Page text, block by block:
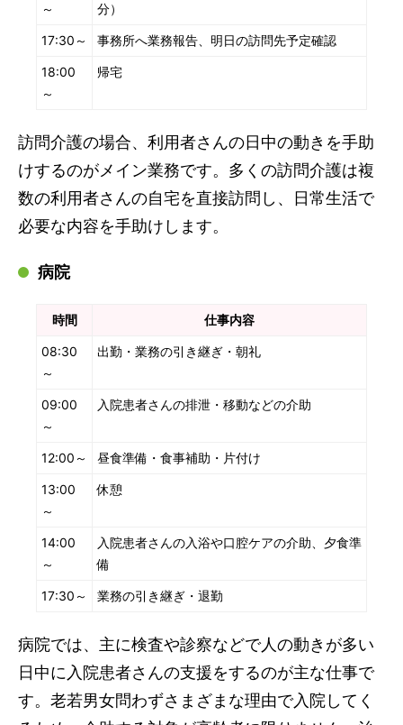
～
分）
17:30～ 事務所へ業務報告、明日の訪問先予定確認
18:00
～
帰宅
訪問介護の場合、利用者さんの日中の動きを手助
けするのがメイン業務です。多くの訪問介護は複
数の利用者さんの自宅を直接訪問し、日常生活で
必要な内容を手助けします。
病院
時間 仕事内容
08:30
～
出勤・業務の引き継ぎ・朝礼
09:00
～
入院患者さんの排泄・移動などの介助
12:00～ 昼食準備・食事補助・片付け
13:00
～
休憩
14:00
～
入院患者さんの入浴や口腔ケアの介助、夕食準
備
17:30～ 業務の引き継ぎ・退勤
病院では、主に検査や診察などで人の動きが多い
日中に入院患者さんの支援をするのが主な仕事で
す。老若男女問わずさまざまな理由で入院してく